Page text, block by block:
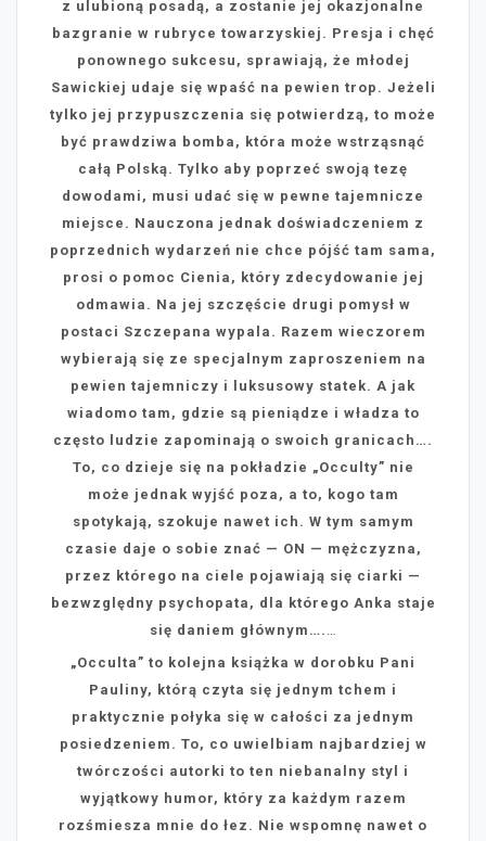
z ulubioną posadą, a zostanie jej okazjonalne
bazgranie w rubryce towarzyskiej. Presja i chęć
ponownego sukcesu, sprawiają, że młodej
Sawickiej udaje się wpaść na pewien trop. Jeżeli
tylko jej przypuszczenia się potwierdzą, to może
być prawdziwa bomba, która może wstrząsnąć
całą Polską. Tylko aby poprzeć swoją tezę
dowodami, musi udać się w pewne tajemnicze
miejsce. Nauczona jednak doświadczeniem z
poprzednich wydarzeń nie chce pójść tam sama,
prosi o pomoc Cienia, który zdecydowanie jej
odmawia. Na jej szczęście drugi pomysł w
postaci Szczepana wypala. Razem wieczorem
wybierają się ze specjalnym zaproszeniem na
pewien tajemniczy i luksusowy statek. A jak
wiadomo tam, gdzie są pieniądze i władza to
często ludzie zapominają o swoich granicach….
To, co dzieje się na pokładzie „Occulty” nie
może jednak wyjść poza, a to, kogo tam
spotykają, szokuje nawet ich. W tym samym
czasie daje o sobie znać — ON — mężczyzna,
przez którego na ciele pojawiają się ciarki —
bezwzględny psychopata, dla którego Anka staje
się daniem głównym….
„Occulta” to kolejna książka w dorobku Pani
Pauliny, którą czyta się jednym tchem i
praktycznie połyka się w całości za jednym
posiedzeniem. To, co uwielbiam najbardziej w
twórczości autorki to ten niebanalny styl i
wyjątkowy humor, który za każdym razem
rozśmiesza mnie do łez. Nie wspomnę nawet o